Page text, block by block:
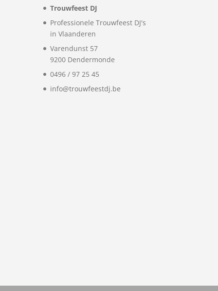
Trouwfeest DJ
Professionele Trouwfeest DJ's
in Vlaanderen
Varendunst 57
9200 Dendermonde
0496 / 97 25 45
info@trouwfeestdj.be